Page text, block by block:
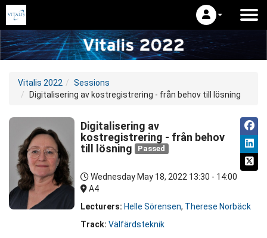
Vitalis 2022
Sessions
Digitalisering av kostregistrering - från behov till lösning
Digitalisering av
kostregistrering - från behov
till lösning
Passed
Wednesday May 18, 2022 13:30 - 14:00
A4
Lecturers: Helle Sörensen, Therese Norbäck
Track: Välfärdsteknik